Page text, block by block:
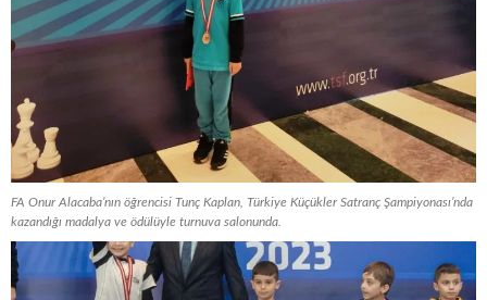
FA Onur Alacaba’nın öğrencisi Tunç Kaplan, Türkiye Küçükler Satranç Şampiyonası’nda
kazandığı madalya ve ödülüyle turnuva salonunda.